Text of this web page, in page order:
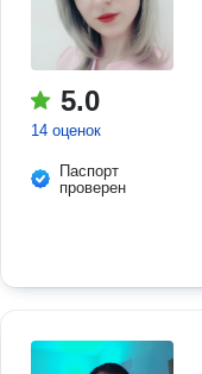
5.0
14 оценок
Паспорт
проверен